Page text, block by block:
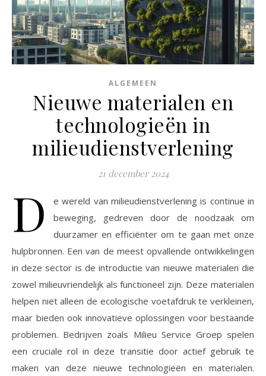
ALGEMEEN
Nieuwe materialen en
technologieën in
milieudienstverlening
21 december 2024
D
e wereld van milieudienstverlening is continue in
beweging, gedreven door de noodzaak om
duurzamer en efficiënter om te gaan met onze
hulpbronnen. Een van de meest opvallende ontwikkelingen
in deze sector is de introductie van nieuwe materialen die
zowel milieuvriendelijk als functioneel zijn. Deze materialen
helpen niet alleen de ecologische voetafdruk te verkleinen,
maar bieden ook innovatieve oplossingen voor bestaande
problemen. Bedrijven zoals Milieu Service Groep spelen
een cruciale rol in deze transitie door actief gebruik te
maken van deze nieuwe technologieën en materialen.